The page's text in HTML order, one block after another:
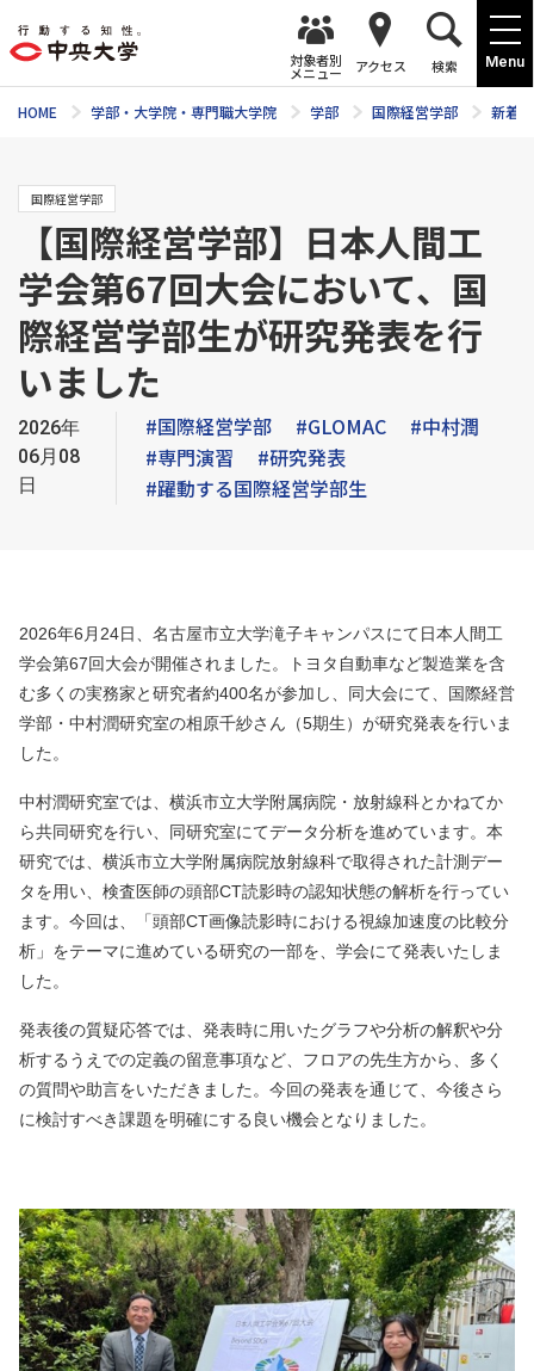
Menu
対象者別
メニュー アクセス 検索
HOME 学部・大学院・専門職大学院 学部 国際経営学部 新着
国際経営学部
【国際経営学部】日本人間工
学会第67回大会において、国
際経営学部生が研究発表を行
いました
2026年
06月08
日
#国際経営学部 #GLOMAC
#中村潤
#専門演習
#研究発表
#躍動する国際経営学部生
2026年6月24日、名古屋市立大学滝子キャンパスにて日本人間工
学会第67回大会が開催されました。トヨタ自動車など製造業を含
む多くの実務家と研究者約400名が参加し、同大会にて、国際経営
学部・中村潤研究室の相原千紗さん（5期生）が研究発表を行いま
した。
中村潤研究室では、横浜市立大学附属病院・放射線科とかねてか
ら共同研究を行い、同研究室にてデータ分析を進めています。本
研究では、横浜市立大学附属病院放射線科で取得された計測デー
タを用い、検査医師の頭部CT読影時の認知状態の解析を行ってい
ます。今回は、「頭部CT画像読影時における視線加速度の比較分
析」をテーマに進めている研究の一部を、学会にて発表いたしま
した。
発表後の質疑応答では、発表時に用いたグラフや分析の解釈や分
析するうえでの定義の留意事項など、フロアの先生方から、多く
の質問や助言をいただきました。今回の発表を通じて、今後さら
に検討すべき課題を明確にする良い機会となりました。